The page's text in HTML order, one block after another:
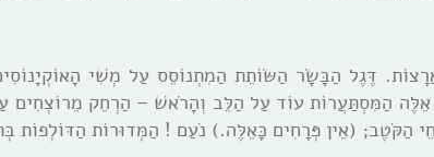
דֶּגֶל הַבָּשָֹר הַשּׂוֹתֵת הַמִתְנוֹסֵס עַל מְשִׁי
הַמִּסְתַּעֲרוֹת עוֹד עַל הַלֵּב וְהָרֹאשׁ – הַרְחֵק מֵרוֹצְחִים
הַקֹּטֶב; (אֵין פְּרָחִים כָּאֵלֶּה.) נֹעַם ! הַמְּדוּרוֹת הַדּוֹלְפוֹת